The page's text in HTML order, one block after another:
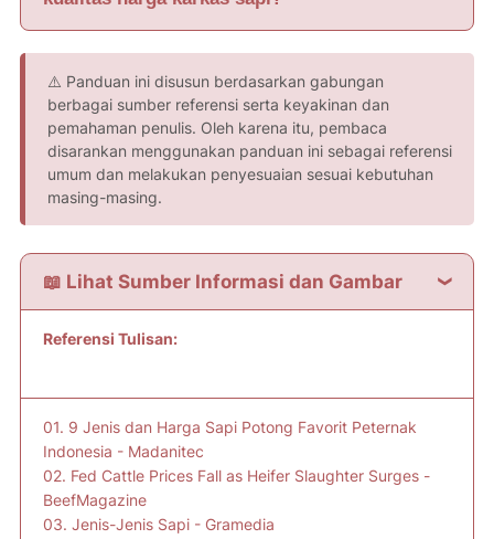
⚠️ Panduan ini disusun berdasarkan gabungan
berbagai sumber referensi serta keyakinan dan
pemahaman penulis. Oleh karena itu, pembaca
disarankan menggunakan panduan ini sebagai referensi
umum dan melakukan penyesuaian sesuai kebutuhan
masing-masing.
📖 Lihat Sumber Informasi dan Gambar
Referensi Tulisan:
01. 9 Jenis dan Harga Sapi Potong Favorit Peternak
Indonesia - Madanitec
02. Fed Cattle Prices Fall as Heifer Slaughter Surges -
BeefMagazine
03. Jenis-Jenis Sapi - Gramedia